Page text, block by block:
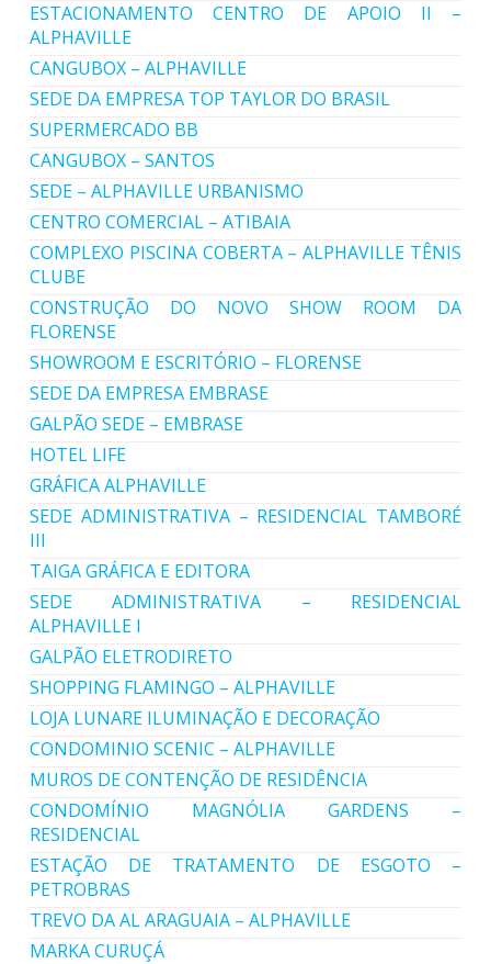
ESTACIONAMENTO CENTRO DE APOIO II –
ALPHAVILLE
CANGUBOX – ALPHAVILLE
SEDE DA EMPRESA TOP TAYLOR DO BRASIL
SUPERMERCADO BB
CANGUBOX – SANTOS
SEDE – ALPHAVILLE URBANISMO
CENTRO COMERCIAL – ATIBAIA
COMPLEXO PISCINA COBERTA – ALPHAVILLE TÊNIS
CLUBE
CONSTRUÇÃO DO NOVO SHOW ROOM DA
FLORENSE
SHOWROOM E ESCRITÓRIO – FLORENSE
SEDE DA EMPRESA EMBRASE
GALPÃO SEDE – EMBRASE
HOTEL LIFE
GRÁFICA ALPHAVILLE
SEDE ADMINISTRATIVA – RESIDENCIAL TAMBORÉ
III
TAIGA GRÁFICA E EDITORA
SEDE ADMINISTRATIVA – RESIDENCIAL
ALPHAVILLE I
GALPÃO ELETRODIRETO
SHOPPING FLAMINGO – ALPHAVILLE
LOJA LUNARE ILUMINAÇÃO E DECORAÇÃO
CONDOMINIO SCENIC – ALPHAVILLE
MUROS DE CONTENÇÃO DE RESIDÊNCIA
CONDOMÍNIO MAGNÓLIA GARDENS –
RESIDENCIAL
ESTAÇÃO DE TRATAMENTO DE ESGOTO –
PETROBRAS
TREVO DA AL ARAGUAIA – ALPHAVILLE
MARKA CURUÇÁ